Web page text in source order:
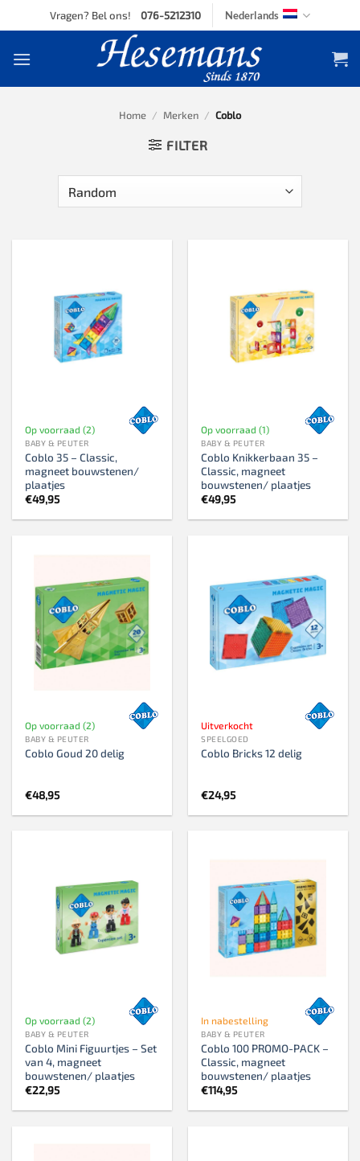
to
Vragen? Bel ons! 076-5212310 Nederlands
Home / Merken / Coblo
FILTER
Op voorraad (2)
BABY & PEUTER
Coblo 35 – Classic,
magneet bouwstenen/
plaatjes
€49,95
Op voorraad (1)
BABY & PEUTER
Coblo Knikkerbaan 35 –
Classic, magneet
bouwstenen/ plaatjes
€49,95
Op voorraad (2)
BABY & PEUTER
Coblo Goud 20 delig
€48,95
Uitverkocht
SPEELGOED
Coblo Bricks 12 delig
€24,95
Op voorraad (2)
BABY & PEUTER
Coblo Mini Figuurtjes – Set
van 4, magneet
bouwstenen/ plaatjes
€22,95
In nabestelling
BABY & PEUTER
Coblo 100 PROMO-PACK –
Classic, magneet
bouwstenen/ plaatjes
€114,95